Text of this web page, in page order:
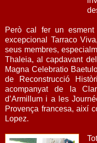
Però cal fer un
excepcional Tarraco
seus membres,
Thaleia, al capdavant
Magna Celebratio
de Reconstrucció
acompanyat de la
d’Armillum i a les
Provença francesa, així
Lopez.